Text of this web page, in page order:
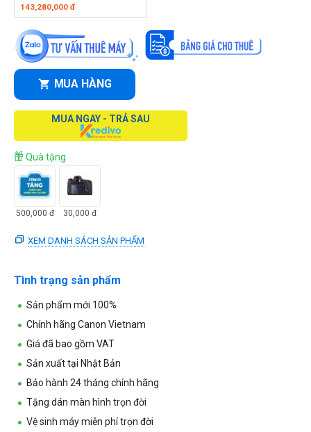
143,280,000 đ
MUA HÀNG
MUA NGAY - TRẢ SAU
Quà tặng
500,000 đ 30,000 đ
XEM DANH SÁCH SẢN PHẨM
Tình trạng sản phẩm
Sản phẩm mới 100%
Chính hãng Canon Vietnam
Giá đã bao gồm VAT
Sản xuất tại Nhật Bản
Bảo hành 24 tháng chính hãng
Tặng dán màn hình trọn đời
Vệ sinh máy miễn phí trọn đời